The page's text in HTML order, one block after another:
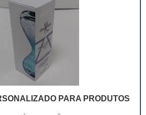
disso, é possível fazer com que sua
reconhecida e acabe tornando-
mais competitivo dentre os
benefícios das embalagens para
é que elas reduzem o custo
envolva terceiros, como por
de panfletos, correios, entre
PARA PRODUTOS